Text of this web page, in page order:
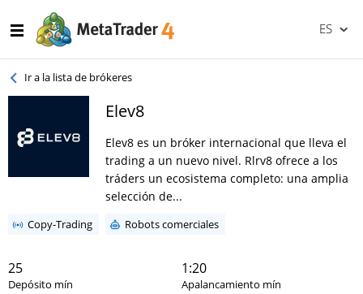
ES
Ir a la lista de brókeres
Elev8
Elev8 es un bróker internacional que lleva el
trading a un nuevo nivel. Rlrv8 ofrece a los
tráders un ecosistema completo: una amplia
selección de...
Copy-Trading Robots comerciales
25
Depósito mín
1:20
Apalancamiento mín